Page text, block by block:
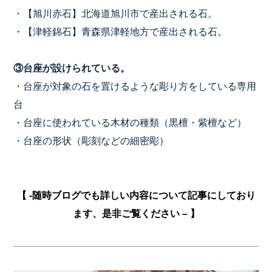
・【旭川赤石】北海道旭川市で産出される石。
・【津軽錦石】青森県津軽地方で産出される石。
③台座が設けられている。
・台座が対象の石を置けるような彫り方をしている専用
台
・台座に使われている木材の種類（黒檀・紫檀など）
・台座の形状（彫刻などの細密彫）
【 -随時ブログでも詳しい内容について記事にしており
ます、是非ご覧ください – 】